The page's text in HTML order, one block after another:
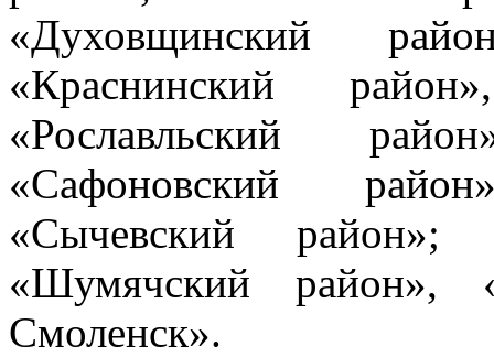
«Духовщинский
«Краснинский
«Рославльский
«Сафоновский
«Сычевский район»;
«Шумячский район»,
Смоленск».